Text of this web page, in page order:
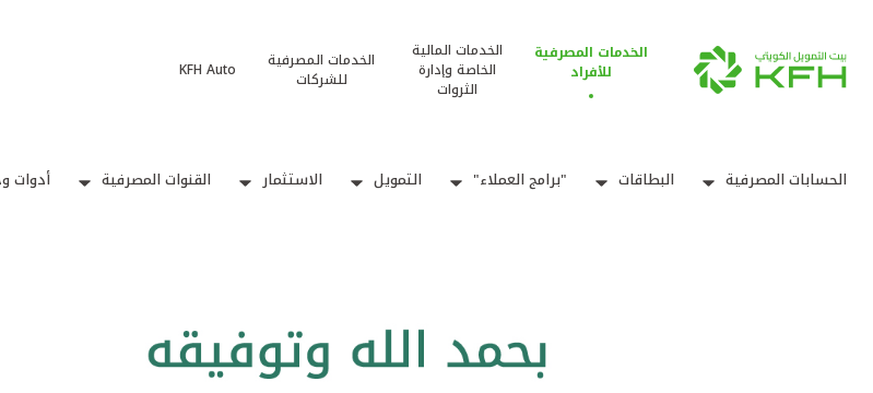
الخدمات المصرفية
للأفراد
الخدمات المالية
الخاصة وإدارة
الثروات
الخدمات المصرفية
للشركات
KFH Auto
الحسابات المصرفية البطاقات "برامج العملاء" التمويل الاستثمار القنوات المصرفية أدوات